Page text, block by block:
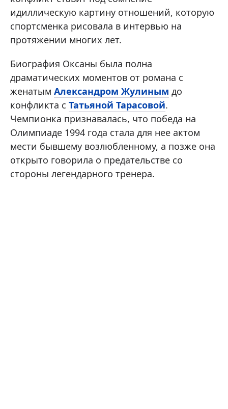
идиллическую картину отношений, которую
спортсменка рисовала в интервью на
протяжении многих лет.
Биография Оксаны была полна
драматических моментов от романа с
женатым Александром Жулиным до
конфликта с Татьяной Тарасовой.
Чемпионка признавалась, что победа на
Олимпиаде 1994 года стала для нее актом
мести бывшему возлюбленному, а позже она
открыто говорила о предательстве со
стороны легендарного тренера.